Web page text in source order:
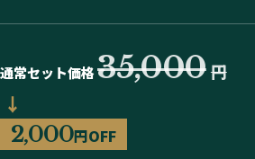
通常セット価格35,000円
↓
2,000円OFF